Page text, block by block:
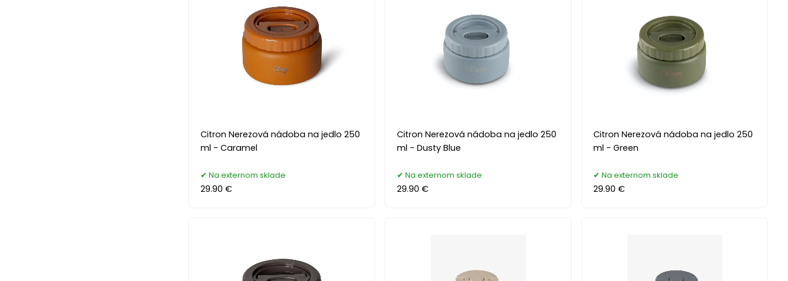
Citron Nerezová nádoba na jedlo 250
ml - Caramel
Na externom sklade
29.90 €
Citron Nerezová nádoba na jedlo 250
ml - Dusty Blue
Na externom sklade
29.90 €
Citron Nerezová nádoba na jedlo 250
ml - Green
Na externom sklade
29.90 €